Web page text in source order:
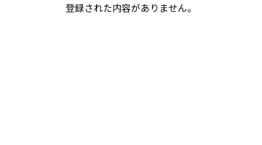
登録された内容がありません。